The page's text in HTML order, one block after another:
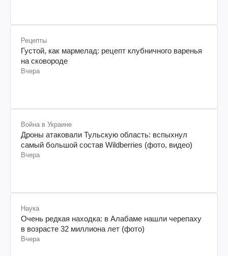
Рецепты
Густой, как мармелад: рецепт клубничного варенья
на сковороде
Вчера
Война в Украине
Дроны атаковали Тульскую область: вспыхнул
самый большой состав Wildberries (фото, видео)
Вчера
Наука
Очень редкая находка: в Алабаме нашли черепаху
в возрасте 32 миллиона лет (фото)
Вчера